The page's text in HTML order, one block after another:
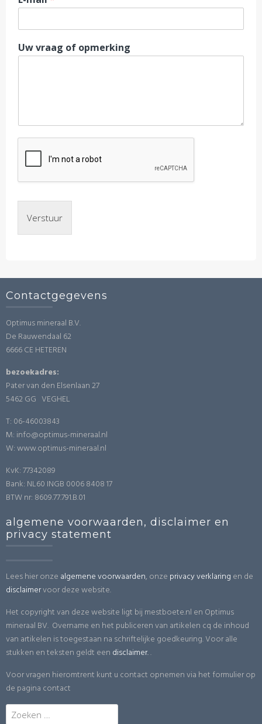
Uw vraag of opmerking
Verstuur
Contactgegevens
Optimus mineraal B.V.
De Rauwendaal 62
6666 CE HETEREN
bezoekadres:
Pater van den Elsenlaan 27
5462 GG VEGHEL
T: 06-46003843
M: info@optimus-mineraal.nl
W: www.optimus-mineraal.nl
KvK: 77342089
Bank: NL60 INGB 0006 8408 17
BTW nr: 8609.77.791.B.01
algemene voorwaarden, disclaimer en
privacy statement
Lees hier onze algemene voorwaarden, onze privacy verklaring en de
disclaimervoor deze website.
Het copyright van deze website ligt bij mestboete.nl en Optimus
mineraal BV. Overname en het publiceren van artikelen cq de inhoud
van artikelen is toegestaan na schriftelijke goedkeuring. Voor alle
stukken en teksten geldt een disclaimer..
Voor vragen hieromtrent kunt u contact opnemen via het formulier op
de pagina contact
Zoeken